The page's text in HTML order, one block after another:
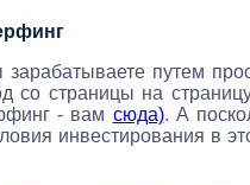
зарабатываете путем
со страницы на
- вам сюда). А
инвестирования в